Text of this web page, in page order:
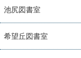
池尻図書室
希望丘図書室